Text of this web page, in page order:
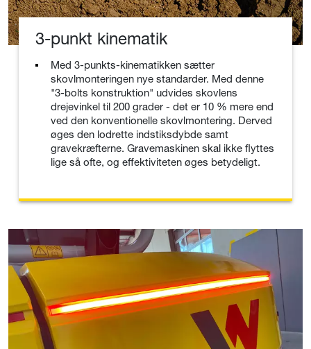
3-punkt kinematik
Med 3-punkts-kinematikken sætter
skovlmonteringen nye standarder. Med denne
"3-bolts konstruktion" udvides skovlens
drejevinkel til 200 grader - det er 10 % mere end
ved den konventionelle skovlmontering. Derved
øges den lodrette indstiksdybde samt
gravekræfterne. Gravemaskinen skal ikke flyttes
lige så ofte, og effektiviteten øges betydeligt.